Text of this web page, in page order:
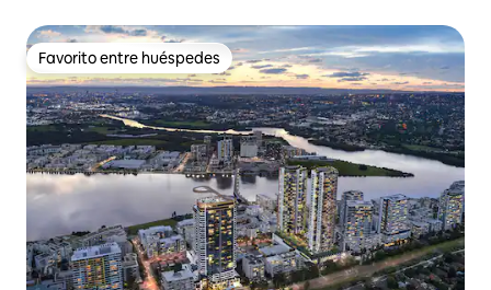
Favorito entre huéspedes
Favorito entre huéspedes